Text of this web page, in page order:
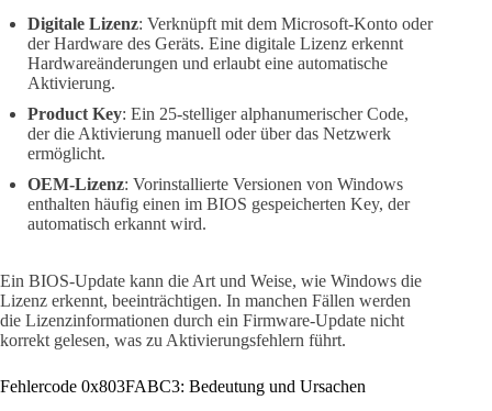
Digitale Lizenz: Verknüpft mit dem Microsoft-Konto oder
der Hardware des Geräts. Eine digitale Lizenz erkennt
Hardwareänderungen und erlaubt eine automatische
Aktivierung.
Product Key: Ein 25-stelliger alphanumerischer Code,
der die Aktivierung manuell oder über das Netzwerk
ermöglicht.
OEM-Lizenz: Vorinstallierte Versionen von Windows
enthalten häufig einen im BIOS gespeicherten Key, der
automatisch erkannt wird.
Ein BIOS-Update kann die Art und Weise, wie Windows die
Lizenz erkennt, beeinträchtigen. In manchen Fällen werden
die Lizenzinformationen durch ein Firmware-Update nicht
korrekt gelesen, was zu Aktivierungsfehlern führt.
Fehlercode 0x803FABC3: Bedeutung und Ursachen